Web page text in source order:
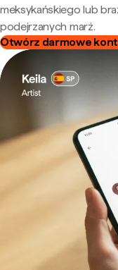
meksykańskiego lub
podejrzanych marż.
Otwórz darmowe